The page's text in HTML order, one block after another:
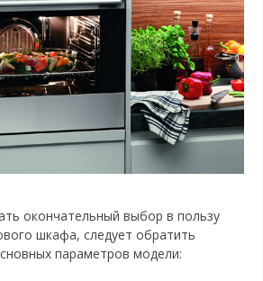
окончательный выбор в пользу
шкафа, следует обратить
параметров модели: